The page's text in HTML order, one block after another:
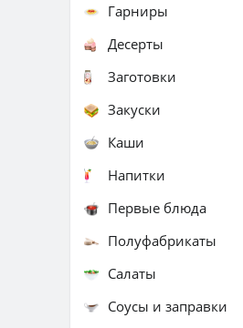
Гарниры
Десерты
Заготовки
Закуски
Каши
Напитки
Первые блюда
Полуфабрикаты
Салаты
Соусы и заправки